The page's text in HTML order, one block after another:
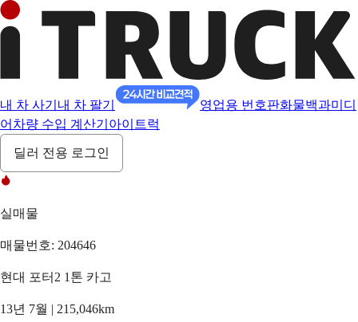
내 차 사기 내 차 팔기 영업용 번호판화물백과미디
어 차량 수입 계산기 아이트럭
딜러 전용 로그인
실매물
매물번호: 204646
현대 포터2 1톤 카고
13년 7월 | 215,046km